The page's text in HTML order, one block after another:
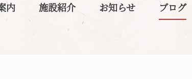
内 施設紹介 お知らせ ブログ